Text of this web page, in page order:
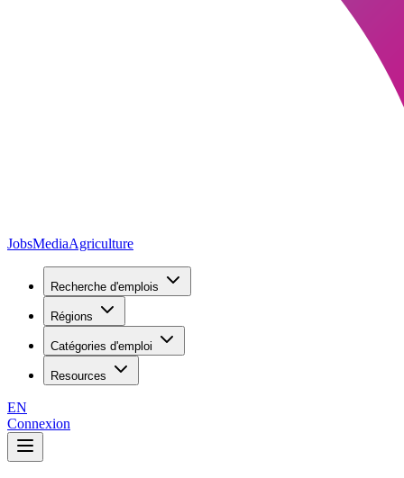
JobsMediaAgriculture
Recherche d'emplois
Régions
Catégories d'emploi
Resources
EN
Connexion